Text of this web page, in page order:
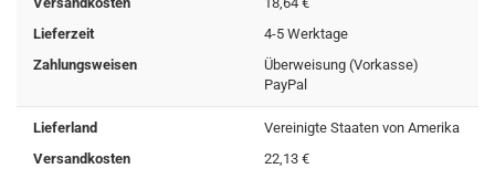
Lieferzeit
4-5 Werktage
Zahlungsweisen
Überweisung (Vorkasse)
PayPal
Lieferland
Vereinigte Staaten von Amerika
Versandkosten
22,13 €